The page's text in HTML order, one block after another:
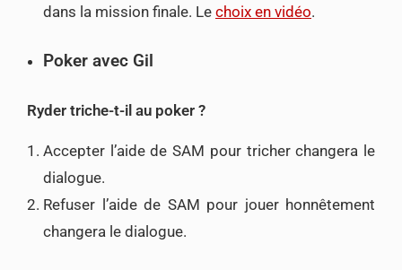
dans la mission finale. Le choix en vidéo.
Poker avec Gil
Ryder triche-t-il au poker ?
Accepter l’aide de SAM pour tricher changera le
dialogue.
Refuser l’aide de SAM pour jouer honnêtement
changera le dialogue.